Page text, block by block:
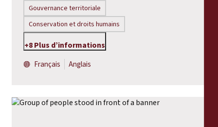
Gouvernance territoriale
Conservation et droits humains
+8 Plus d’informations
Français
Anglais